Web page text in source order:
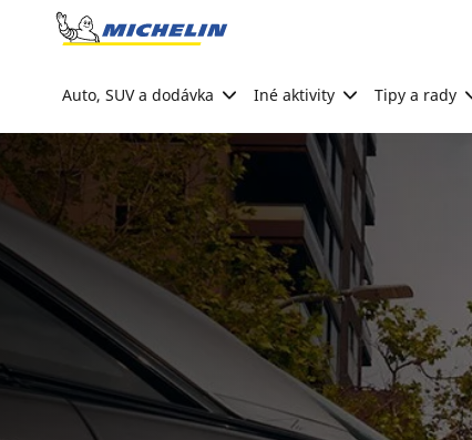
Go to page content
Auto, SUV a dodávka Iné aktivity Tipy a rady